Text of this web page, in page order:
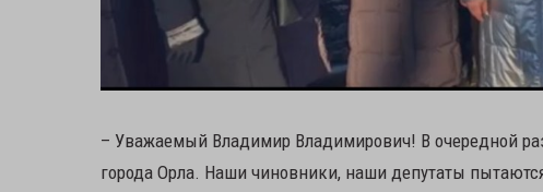
– Уважаемый Владимир Владимирович! В очередной
города Орла. Наши чиновники, наши депутаты